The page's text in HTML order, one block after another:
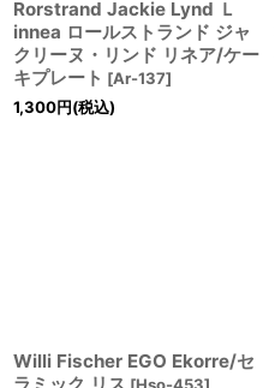
Rorstrand Jackie Lynd Ｌ
innea ロールストランド ジャ
クリーヌ・リンド リネア/ケー
キプレート [Ar-137]
1,300円(税込)
Willi Fischer EGO Ekorre/セ